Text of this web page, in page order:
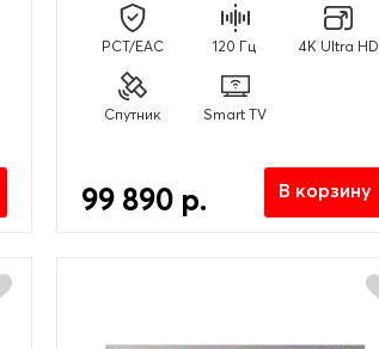
PCT/EAC 120 Гц 4K Ultra HD
Спутник Smart TV
99 890 р. В корзину